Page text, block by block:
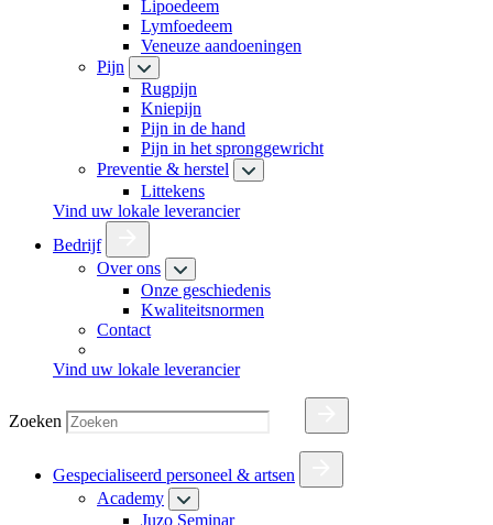
Lipoedeem
Lymfoedeem
Veneuze aandoeningen
Pijn
Rugpijn
Kniepijn
Pijn in de hand
Pijn in het spronggewricht
Preventie & herstel
Littekens
Vind uw lokale leverancier
Bedrijf
Over ons
Onze geschiedenis
Kwaliteitsnormen
Contact
Vind uw lokale leverancier
Zoeken
Gespecialiseerd personeel & artsen
Academy
Juzo Seminar